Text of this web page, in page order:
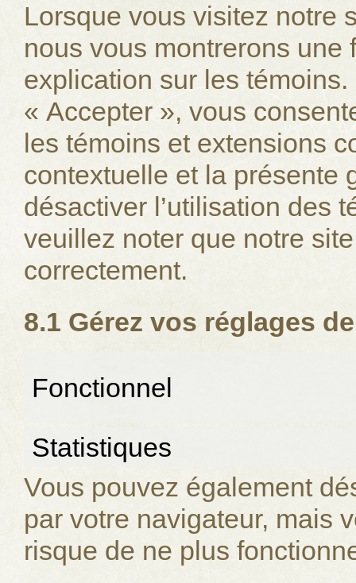
Lorsque vous visitez notre
nous vous montrerons
explication sur les
« Accepter », vous
les témoins et extensions
contextuelle et la présente
désactiver l’utilisation des
veuillez noter que notre
correctement.
8.1 Gérez vos réglages
Fonctionnel
Statistiques
Vous pouvez également
par votre navigateur, mais
risque de ne plus